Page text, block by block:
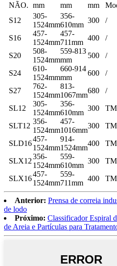
NÃO. mm mm mm
S12
305-
1524mm
356-
610mm
300 /
S16
457-
1524mm
457-
711mm
400 /
S20
508-
1524mm
559-813
mm
500 /
S24
610-
1524mm
660-914
mm
600 /
S27
762-
1524mm
813-
1067mm
680 /
SL12
305-
1524mm
356-
610mm
300
SLT12
356-
1524mm
457-
1016mm
300
SLD16
457-
1524mm
914-
1524mm
400
SLX12
356-
1524mm
559-
610mm
300
SLX16
457-
1524mm
559-
711mm
400
Anterior: Prensa de correia
de lodo
Próximo: Classificador Espiral
de Areia e Partículas para